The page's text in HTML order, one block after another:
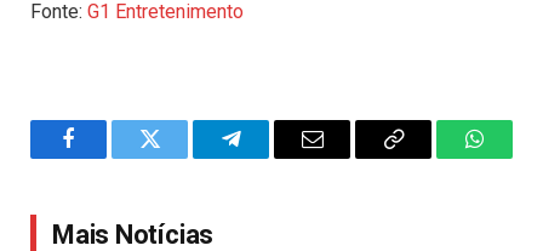
Fonte: G1 Entretenimento
FacebookTwitter TelegramEmail
Copy
Mais Notícias